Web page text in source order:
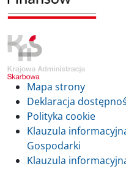
Mapa strony
Deklaracja
Polityka cookie
Klauzula
Gospodarki
Klauzula